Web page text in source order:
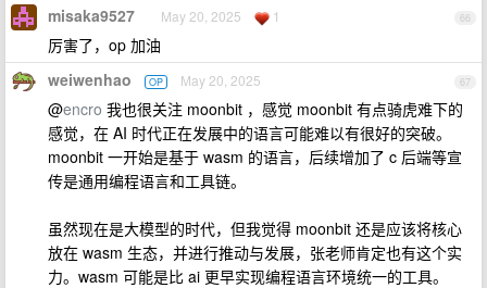
66
misaka9527 May 20, 2025 1
厉害了，op 加油
67
weiwenhao OP May 20, 2025
@encro 我也很关注 moonbit ，感觉 moonbit 有点骑虎难下的
感觉，在 AI 时代正在发展中的语言可能难以有很好的突破。
moonbit 一开始是基于 wasm 的语言，后续增加了 c 后端等宣
传是通用编程语言和工具链。
虽然现在是大模型的时代，但我觉得 moonbit 还是应该将核心
放在 wasm 生态，并进行推动与发展，张老师肯定也有这个实
力。wasm 可能是比 ai 更早实现编程语言环境统一的工具。